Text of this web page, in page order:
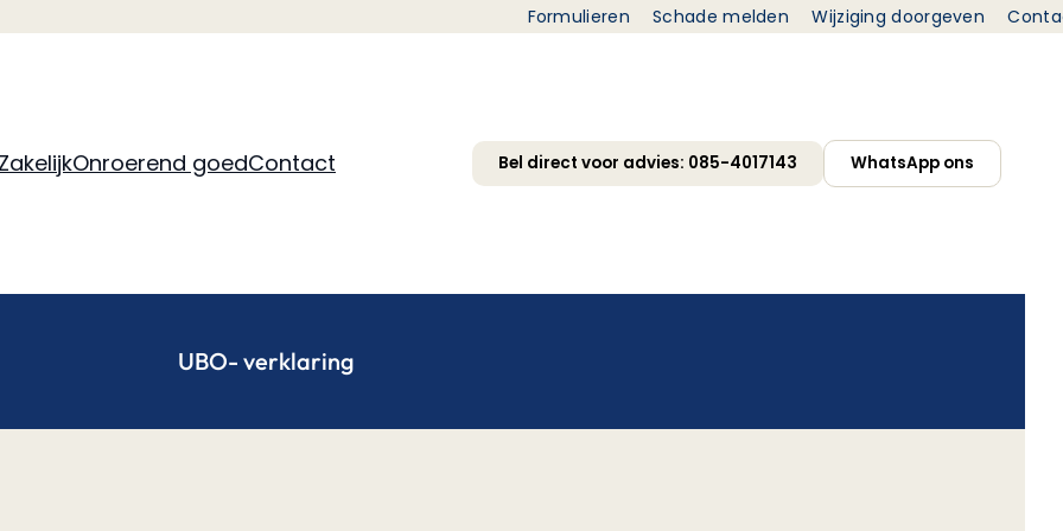
Formulieren Schade melden Wijziging doorgeven
ZakelijkOnroerend goedContact Bel direct voor advies: 085-4017143 WhatsApp ons
UBO- verklaring